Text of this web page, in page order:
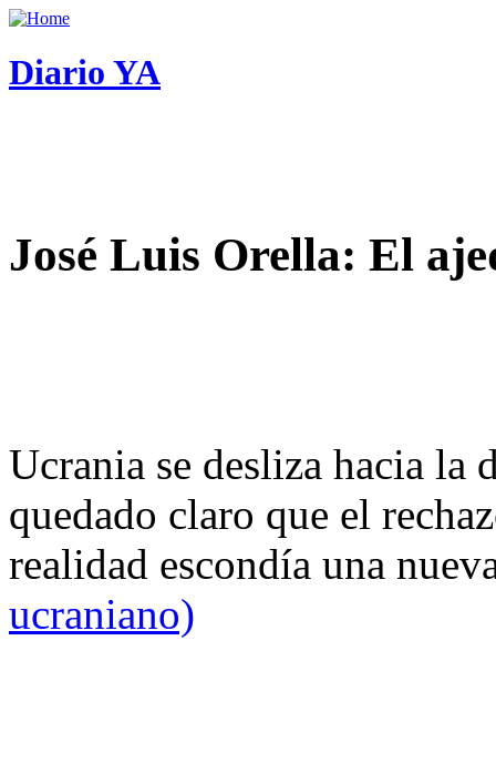
Diario YA
José Luis Orella: El
Ucrania se desliza hacia
quedado claro que el
realidad escondía una
ucraniano)